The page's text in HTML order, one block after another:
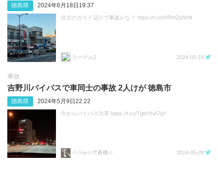
徳島県 2024年6月18日19:37
佐古のガスト辺りで事故かな？ https://t.co/HRhIZpNHif
ラーテル2 2024-06-18
事故
吉野川バイパスで車同士の事故 2人けが 徳島市
徳島県 2024年5月9日22:22
今からバイパス渋滞 https://t.co/TgtdYbA7qY
ベラw☆弐番機☆ 2024-05-09